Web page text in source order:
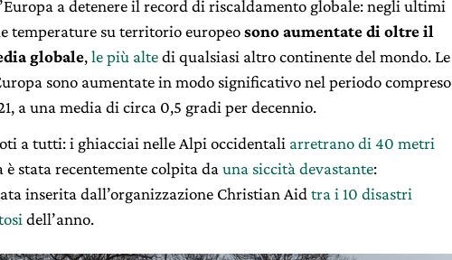
a detenere il record di riscaldamento globale: negli ultimi
temperature su territorio europeosono aumentate di oltre il
globale,le più altedi qualsiasi altro continente del mondo. Le
sono aumentate in modo significativo nel periodo compreso
a una media di circa 0,5 gradi per decennio.
a tutti: i ghiacciai nelle Alpi occidentali arretrano di 40 metri
è stata recentemente colpita da una siccità devastante:
inserita dall’organizzazione Christian Aid tra i 10 disastri
dell’anno.